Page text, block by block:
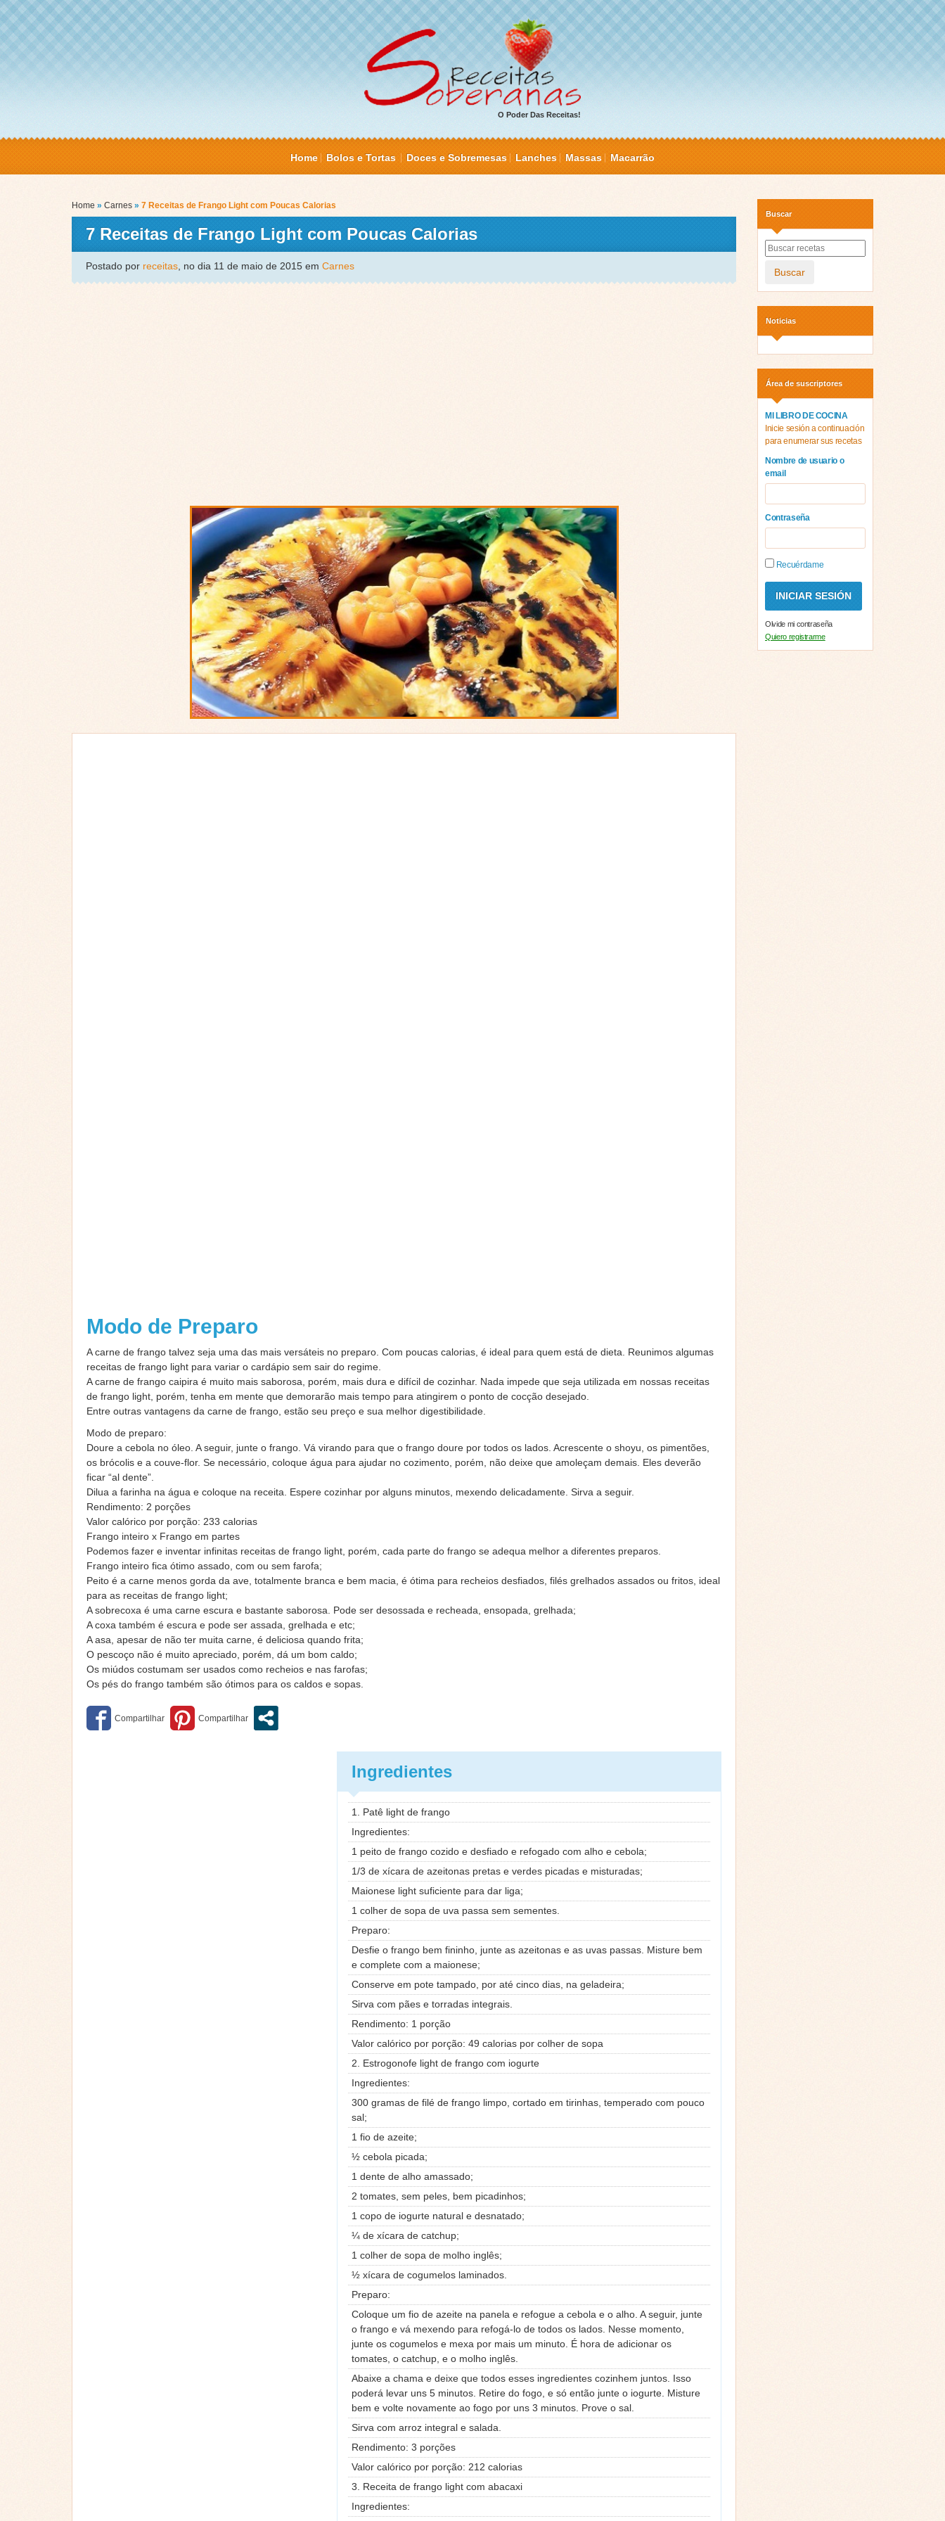
O Poder Das Receitas!
Home Bolos e Tortas Doces e Sobremesas Lanches Massas Macarrão
Home » Carnes » 7 Receitas de Frango Light com Poucas Calorias
7 Receitas de Frango Light com Poucas Calorias
Postado por receitas , no dia 11 de maio de 2015 em Carnes
Modo de Preparo
A carne de frango talvez seja uma das mais versáteis no preparo. Com poucas calorias, é ideal para quem está de dieta. Reunimos algumas
receitas de frango light para variar o cardápio sem sair do regime.
A carne de frango caipira é muito mais saborosa, porém, mais dura e difícil de cozinhar. Nada impede que seja utilizada em nossas receitas
de frango light, porém, tenha em mente que demorarão mais tempo para atingirem o ponto de cocção desejado.
Entre outras vantagens da carne de frango, estão seu preço e sua melhor digestibilidade.
Modo de preparo:
Doure a cebola no óleo. A seguir, junte o frango. Vá virando para que o frango doure por todos os lados. Acrescente o shoyu, os pimentões,
os brócolis e a couve-flor. Se necessário, coloque água para ajudar no cozimento, porém, não deixe que amoleçam demais. Eles deverão
ficar “al dente”.
Dilua a farinha na água e coloque na receita. Espere cozinhar por alguns minutos, mexendo delicadamente. Sirva a seguir.
Rendimento: 2 porções
Valor calórico por porção: 233 calorias
Frango inteiro x Frango em partes
Podemos fazer e inventar infinitas receitas de frango light, porém, cada parte do frango se adequa melhor a diferentes preparos.
Frango inteiro fica ótimo assado, com ou sem farofa;
Peito é a carne menos gorda da ave, totalmente branca e bem macia, é ótima para recheios desfiados, filés grelhados assados ou fritos, ideal
para as receitas de frango light;
A sobrecoxa é uma carne escura e bastante saborosa. Pode ser desossada e recheada, ensopada, grelhada;
A coxa também é escura e pode ser assada, grelhada e etc;
A asa, apesar de não ter muita carne, é deliciosa quando frita;
O pescoço não é muito apreciado, porém, dá um bom caldo;
Os miúdos costumam ser usados como recheios e nas farofas;
Os pés do frango também são ótimos para os caldos e sopas.
Ingredientes
1. Patê light de frango
Ingredientes:
1 peito de frango cozido e desfiado e refogado com alho e cebola;
1/3 de xícara de azeitonas pretas e verdes picadas e misturadas;
Maionese light suficiente para dar liga;
1 colher de sopa de uva passa sem sementes.
Preparo:
Desfie o frango bem fininho, junte as azeitonas e as uvas passas. Misture bem
e complete com a maionese;
Conserve em pote tampado, por até cinco dias, na geladeira;
Sirva com pães e torradas integrais.
Rendimento: 1 porção
Valor calórico por porção: 49 calorias por colher de sopa
2. Estrogonofe light de frango com iogurte
Ingredientes:
300 gramas de filé de frango limpo, cortado em tirinhas, temperado com pouco
sal;
1 fio de azeite;
½ cebola picada;
1 dente de alho amassado;
2 tomates, sem peles, bem picadinhos;
1 copo de iogurte natural e desnatado;
¼ de xícara de catchup;
1 colher de sopa de molho inglês;
½ xícara de cogumelos laminados.
Preparo:
Coloque um fio de azeite na panela e refogue a cebola e o alho. A seguir, junte
o frango e vá mexendo para refogá-lo de todos os lados. Nesse momento,
junte os cogumelos e mexa por mais um minuto. É hora de adicionar os
tomates, o catchup, e o molho inglês.
Abaixe a chama e deixe que todos esses ingredientes cozinhem juntos. Isso
poderá levar uns 5 minutos. Retire do fogo, e só então junte o iogurte. Misture
bem e volte novamente ao fogo por uns 3 minutos. Prove o sal.
Sirva com arroz integral e salada.
Rendimento: 3 porções
Valor calórico por porção: 212 calorias
3. Receita de frango light com abacaxi
Ingredientes:
Buscar
Buscar
Noticias
Área de suscriptores
MI LIBRO DE COCINA
Inicie sesión a continuación
para enumerar sus recetas
Nombre de usuario o
email
Contraseña
Recuérdame
Olvide mi contraseña
Quiero registrarme